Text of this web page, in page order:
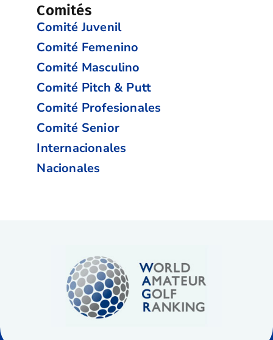
Comités
Comité Juvenil
Comité Femenino
Comité Masculino
Comité Pitch & Putt
Comité Profesionales
Comité Senior
Internacionales
Nacionales